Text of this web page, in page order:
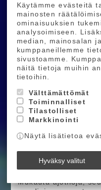
Käytämme evästeitä
mainosten
ominaisuuksien
analysoimiseen.
median, mainosalan
kumppaneillemme
sivustoamme.
näitä tietoja muihin
tietoihin.
Välttämättömät
Toiminnalliset
Tilastolliset
Markkinointi
Näytä lisätietoa
Hyväksy valitut
CX-R-VOIMAYKSIKÖN
Boschin
tuottaa
100 Nm
ultrakevyessä
akseli ja keraamiset
“Race Mode” tarjoaa
tehon, joka reagoi
SUUREMPI JA
Shuttle LT:n
aiempi 750 Wh
BOSCH X PIVOT
Mukauta ajotiloja,